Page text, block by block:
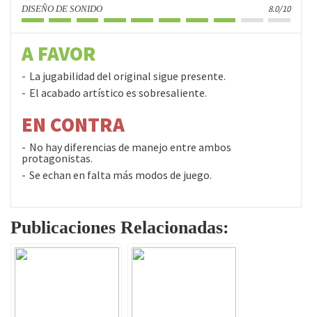
DISEÑO DE SONIDO 8.0/10
A FAVOR
La jugabilidad del original sigue presente.
El acabado artístico es sobresaliente.
EN CONTRA
No hay diferencias de manejo entre ambos
protagonistas.
Se echan en falta más modos de juego.
Publicaciones Relacionadas: